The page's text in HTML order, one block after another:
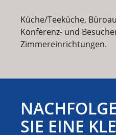
Küche/Teeküche,
Konferenz- und
Zimmereinrichtungen.
SIE EINE